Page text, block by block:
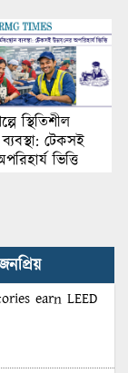
স্থিতিশীল
ব্যবস্থা: টেকসই
ভিত্তি
earn LEED